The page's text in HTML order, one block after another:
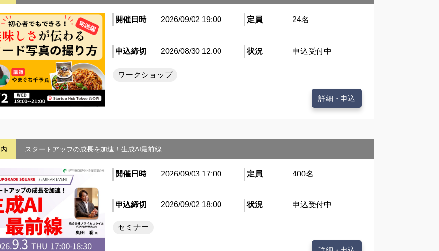
開催日時 2026/09/02 19:00 定員 24名
申込締切 2026/08/30 12:00 状況 申込受付中
ワークショップ
詳細・申込
スタートアップの成長を加速！生成AI最前線
開催日時 2026/09/03 17:00 定員 400名
申込締切 2026/09/02 18:00 状況 申込受付中
セミナー